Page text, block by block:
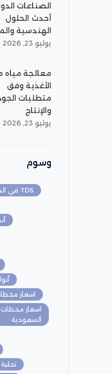
الصناعات
أحدث الحلول
الهندسية
يوليو 23, 2026
معالجة مياه
الأغذية وفق
متطلبات
والإنتاج
يوليو 23, 2026
وسوم
TDS في المياه
اسعار
اسعار محطات
السعودية
تحلية